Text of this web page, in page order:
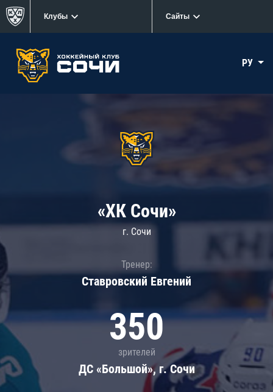
Клубы Сайты
РУ
«ХК Сочи»
г. Сочи
Тренер:
Ставровский Евгений
350
зрителей
ДС «Большой», г. Сочи